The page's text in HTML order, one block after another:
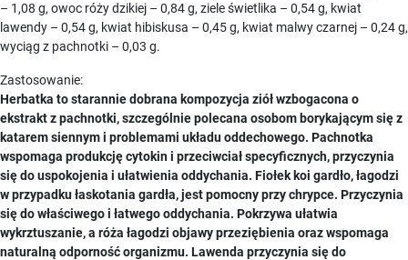
– 1,08 g, owoc róży dzikiej – 0,84 g, ziele świetlika – 0,54 g, kwiat
lawendy – 0,54 g, kwiat hibiskusa – 0,45 g, kwiat malwy czarnej – 0,24 g,
wyciąg z pachnotki – 0,03 g.
Zastosowanie:
Herbatka to starannie dobrana kompozycja ziół wzbogacona o
ekstrakt z pachnotki, szczególnie polecana osobom borykającym się z
katarem siennym i problemami układu oddechowego. Pachnotka
wspomaga produkcję cytokin i przeciwciał specyficznych, przyczynia
się do uspokojenia i ułatwienia oddychania. Fiołek koi gardło, łagodzi
w przypadku łaskotania gardła, jest pomocny przy chrypce. Przyczynia
się do właściwego i łatwego oddychania. Pokrzywa ułatwia
wykrztuszanie, a róża łagodzi objawy przeziębienia oraz wspomaga
naturalną odporność organizmu. Lawenda przyczynia się do